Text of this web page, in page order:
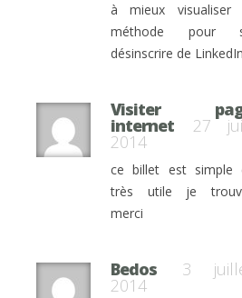
à mieux visualiser
méthode pour
désinscrire de LinkedIn
Visiter
internet 27
2014
ce billet est simple
très utile je
merci
Bedos 3
2014